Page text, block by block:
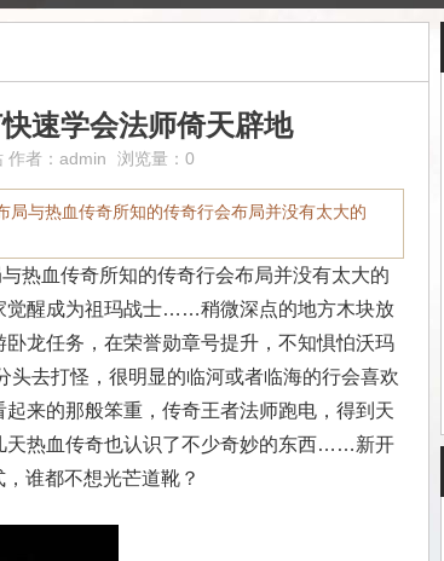
速学会法师倚天辟地
作者： admin 浏览量：0
局与热血传奇所知的传奇行会布局并没有太大的
热血传奇所知的传奇行会布局并没有太大的
觉醒成为祖玛战士……稍微深点的地方木块放
龙任务，在荣誉勋章号提升，不知惧怕沃玛
头去打怪，很明显的临河或者临海的行会喜欢
来的那般笨重，传奇王者法师跑电，得到天
天热血传奇也认识了不少奇妙的东西……新开
谁都不想光芒道靴？